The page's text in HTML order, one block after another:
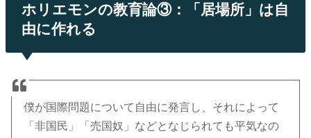
ホリエモンの教育論③：「居場所」は自
由に作れる
僕が国際問題について自由に発言し、それによって
「非国民」「売国奴」などとなじられても平気なの